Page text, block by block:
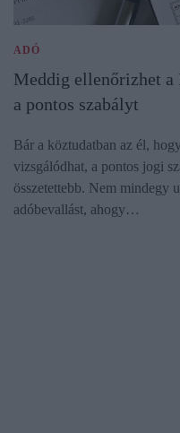
ADÓ
Meddig ellenőrizhet a
a pontos szabályt
Bár a köztudatban az él,
vizsgálódhat, a pontos jogi
összetettebb. Nem mindegy
adóbevallást, ahogy…